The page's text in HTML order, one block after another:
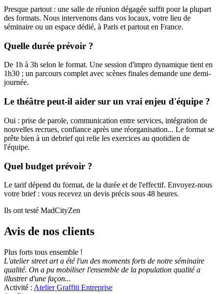
Presque partout : une salle de réunion dégagée suffit pour la plupart
des formats. Nous intervenons dans vos locaux, votre lieu de
séminaire ou un espace dédié, à Paris et partout en France.
Quelle durée prévoir ?
De 1h à 3h selon le format. Une session d'impro dynamique tient en
1h30 ; un parcours complet avec scènes finales demande une demi-
journée.
Le théâtre peut-il aider sur un vrai enjeu d'équipe ?
Oui : prise de parole, communication entre services, intégration de
nouvelles recrues, confiance après une réorganisation... Le format se
prête bien à un debrief qui relie les exercices au quotidien de
l'équipe.
Quel budget prévoir ?
Le tarif dépend du format, de la durée et de l'effectif. Envoyez-nous
votre brief : vous recevez un devis précis sous 48 heures.
Ils ont testé MadCityZen
Avis de nos clients
Plus forts tous ensemble !
L'atelier street art a été l'un des moments forts de notre séminaire
qualité. On a pu mobiliser l'ensemble de la population qualité a
illustrer d'une façon...
Activité : Atelier Graffiti Entreprise